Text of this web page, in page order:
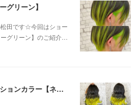
グリーン】
田です☆今回はショー
グリーン】のご紹介…
パッと目を引くグラデーションカラー【ネオンイエロー】